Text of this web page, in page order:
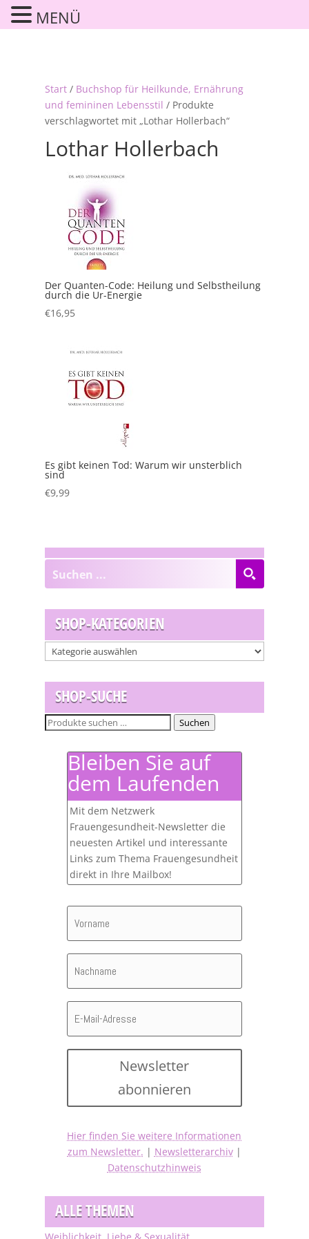
Start/ Buchshop für Heilkunde, Ernährung
und femininen Lebensstil / Produkte
verschlagwortet mit „Lothar Hollerbach“
Lothar Hollerbach
Der Quanten-Code: Heilung und Selbstheilung
durch die Ur-Energie
€16,95
Es gibt keinen Tod: Warum wir unsterblich
sind
€9,99
SHOP-KATEGORIEN
SHOP-SUCHE
Suchen
Suchen
Bleiben Sie auf
dem Laufenden
Mit dem Netzwerk
Frauengesundheit-Newsletter die
neuesten Artikel und interessante
Links zum Thema Frauengesundheit
direkt in Ihre Mailbox!
Newsletter
abonnieren
Hier finden Sie weitere Informationen
zum Newsletter. | Newsletterarchiv|
Datenschutzhinweis
ALLE THEMEN
MENÜ